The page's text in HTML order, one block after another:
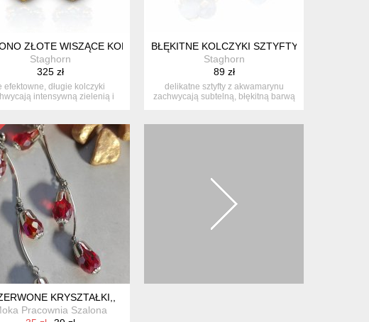
OLIWKOWE ZŁOTE
ZŁOTE WISZĄCE KOLCZYKI "EMERALD MAXIMA" Z KRYSZTAŁÓW
Staghorn
325 zł
efektowne, długie kolczyki
intensywną zielenią i
BŁĘKITNE KOLCZYKI SZTYFTY AKWAMARYN
Staghorn
89 zł
delikatne sztyfty z akwamarynu
zachwycają subtelną, błękitną barwą
KRYSZTAŁKI,,
Pracownia Szalona